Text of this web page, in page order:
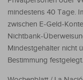
mindestens 40 Tage.
zwischen E-Geld-
Nichtbank-
Mindestgehälter nicht
Bestimmung festgelegt.